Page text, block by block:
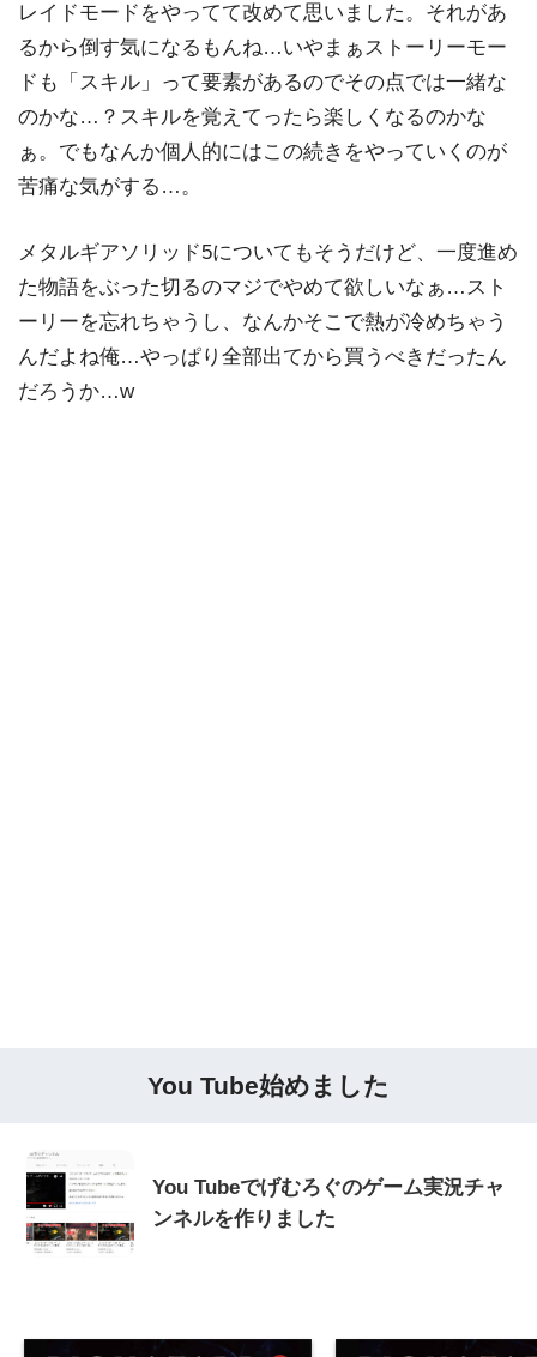
レイドモードをやってて改めて思いました。それがあ
るから倒す気になるもんね…いやまぁストーリーモー
ドも「スキル」って要素があるのでその点では一緒な
のかな…？スキルを覚えてったら楽しくなるのかな
ぁ。でもなんか個人的にはこの続きをやっていくのが
苦痛な気がする…。
メタルギアソリッド5についてもそうだけど、一度進め
た物語をぶった切るのマジでやめて欲しいなぁ…スト
ーリーを忘れちゃうし、なんかそこで熱が冷めちゃう
んだよね俺…やっぱり全部出てから買うべきだったん
だろうか…w
You Tube始めました
You Tubeでげむろぐのゲーム実況チャ
ンネルを作りました